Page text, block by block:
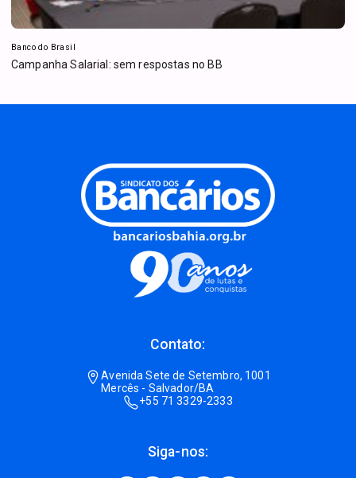
Banco do Brasil
Campanha Salarial: sem respostas no BB
Contato:
Avenida Sete de Setembro, 1001
Mercês - Salvador/BA
+55 71 3329-2333
Siga-nos: